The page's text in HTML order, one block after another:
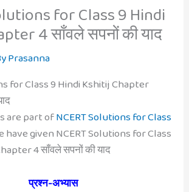
for Class 9 Hindi
4 साँवले सपनों की याद
Prasanna
for Class 9 Hindi Kshitij Chapter
are part ofNCERT Solutions for Class
have given NCERT Solutions for Class
4 साँवले सपनों की याद
प्रश्न-अभ्यास